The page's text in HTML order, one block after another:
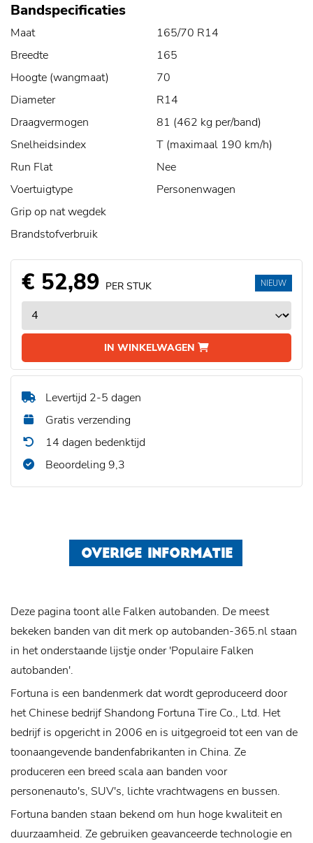
Bandspecificaties
Maat
165/70 R14
Breedte
165
Hoogte (wangmaat)
70
Diameter
R14
Draagvermogen
81 (462 kg per/band)
Snelheidsindex
T (maximaal 190 km/h)
Run Flat
Nee
Voertuigtype
Personenwagen
Grip op nat wegdek
Brandstofverbruik
€ 52,89 PER STUK
IN WINKELWAGEN
NIEUW
Levertijd 2-5 dagen
Gratis verzending
14 dagen bedenktijd
Beoordeling 9,3
OVERIGE INFORMATIE
Deze pagina toont alle Falken autobanden. De meest
bekeken banden van dit merk op autobanden-365.nl staan
in het onderstaande lijstje onder 'Populaire Falken
autobanden'.
Fortuna is een bandenmerk dat wordt geproduceerd door
het Chinese bedrijf Shandong Fortuna Tire Co., Ltd. Het
bedrijf is opgericht in 2006 en is uitgegroeid tot een van de
toonaangevende bandenfabrikanten in China. Ze
produceren een breed scala aan banden voor
personenauto's, SUV's, lichte vrachtwagens en bussen.
Fortuna banden staan ​​bekend om hun hoge kwaliteit en
duurzaamheid. Ze gebruiken geavanceerde technologie en